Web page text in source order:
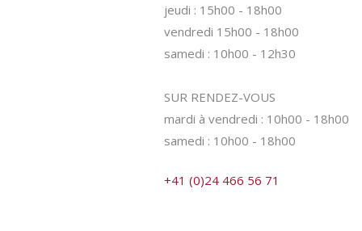
jeudi : 15h00 - 18h00
vendredi 15h00 - 18h00
samedi : 10h00 - 12h30
SUR RENDEZ-VOUS
mardi à vendredi : 10h00 - 18h00
samedi : 10h00 - 18h00
+41 (0)24 466 56 71